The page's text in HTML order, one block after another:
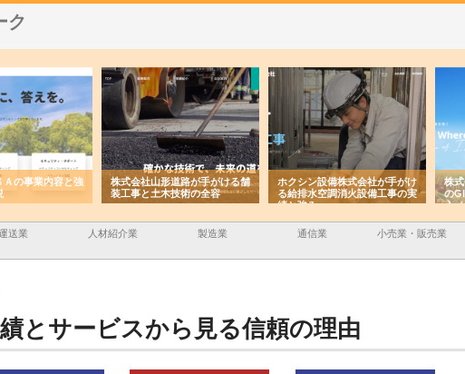
ク
Ａの事業内容と強
株式会社山形道路が手がける舗
装工事と土木技術の全容
ホクシン設備株式会社が手がけ
る給排水空調消火設備工事の実
績と強み
株
の
入
送業 人材紹介業 製造業 通信業 小売業・販売業
とサービスから見る信頼の理由